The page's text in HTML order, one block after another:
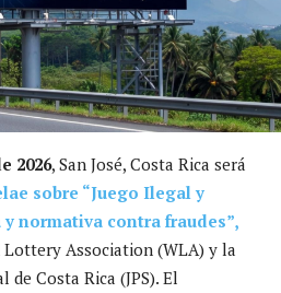
2026, San José, Costa Rica será
sobre “Juego Ilegal y
normativa contra fraudes”,
Association (WLA) y la
de Costa Rica (JPS). El